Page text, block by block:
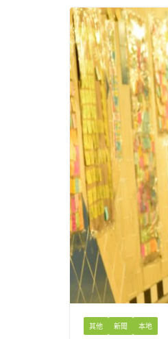
其他 新聞 本地